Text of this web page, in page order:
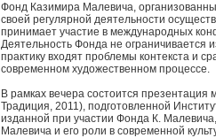
Фонд Казимира Малевича,
своей регулярной деятельности
принимает участие в международных
Деятельность Фонда не ограничивается
практику входят проблемы контекста и
современном художественном процессе.
В рамках вечера состоится
Традиция, 2011), подготовленной
изданной при участии Фонда К.
Малевича и его роли в современной